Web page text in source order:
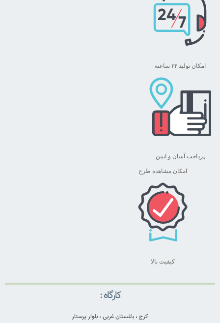
امکان تولید ۲۴ ساعته
پرداخت آسان و ایمن
امکان مشاهده طرح
کیفیت بالا
کارگاه :
کرج ، باغستان غربی ، بلوار پرستار